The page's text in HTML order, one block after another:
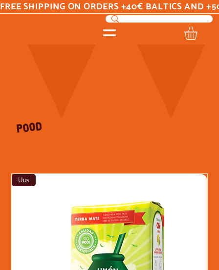
FREE SHIPPING ON ORDERS +40€ BALTICS AND
POOD
Uus